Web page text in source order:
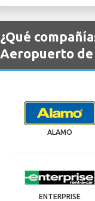
¿Qué
Aeropuerto
ALAMO
ENTERPRISE